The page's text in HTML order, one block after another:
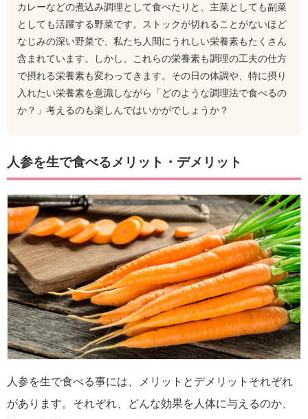
カレーなどの煮込み調理として食べたりと、主菜としても副菜
としても活躍する野菜です。ストックが切れることがないほど
なじみの深い野菜で、私たち人間にうれしい栄養素もたくさん
含まれています。しかし、これらの栄養素も調理の工夫の仕方
で摂れる栄養素も変わってきます。その日の体調や、特に摂り
入れたい栄養素を意識しながら「どのような調理法で食べるの
か？」考えるのも楽しんではいかがでしょうか？
人参を生で食べるメリット・デメリット
人参を生で食べる事には、メリットとデメリットそれぞれ
があります。それぞれ、どんな効果を人体に与えるのか、